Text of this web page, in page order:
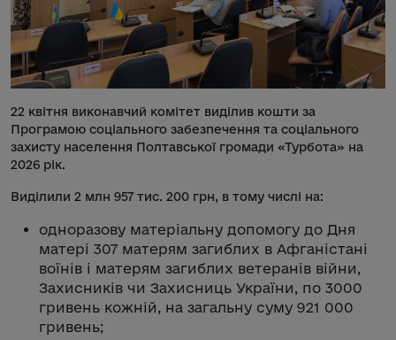
22 квітня виконавчий комітет виділив кошти за
Програмою соціального забезпечення та соціального
захисту населення Полтавської громади «Турбота» на
2026 рік.
Виділили 2 млн 957 тис. 200 грн, в тому числі на:
одноразову матеріальну допомогу до Дня
матері 307 матерям загиблих в Афганістані
воїнів і матерям загиблих ветеранів війни,
Захисників чи Захисниць України, по 3000
гривень кожній, на загальну суму 921 000
гривень;